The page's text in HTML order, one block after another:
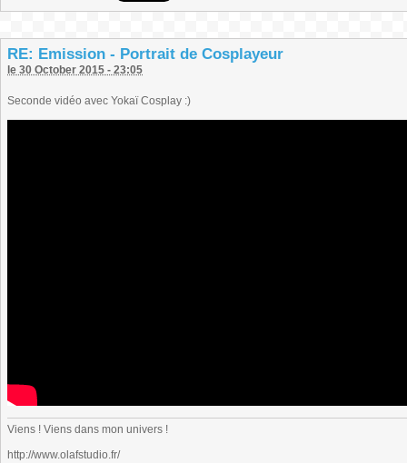
RE: Emission - Portrait de Cosplayeur
le 30 October 2015 - 23:05
Seconde vidéo avec Yokaï Cosplay :)
Viens ! Viens dans mon univers !
http://www.olafstudio.fr/